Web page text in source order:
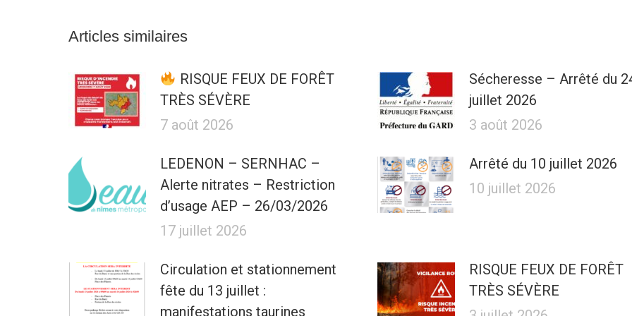
Articles similaires
RISQUE FEUX DE FORÊT
TRÈS SÉVÈRE
7 août 2026
Sécheresse – Arrêté du
juillet 2026
3 août 2026
LEDENON – SERNHAC –
Alerte nitrates – Restriction
d’usage AEP – 26/03/2026
17 juillet 2026
Arrêté du 10 juillet 2026
10 juillet 2026
Circulation et stationnement
fête du 13 juillet :
manifestations taurines
RISQUE FEUX DE FORÊT
TRÈS SÉVÈRE